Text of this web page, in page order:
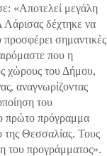
«Αποτελεί μεγάλη
δέχτηκε να
σημαντικές
που η
χώρους του Δήμου,
αναγνωρίζοντας
του
πρώτο πρόγραμμα
της Θεσσαλίας. Τους
του προγράμματος».